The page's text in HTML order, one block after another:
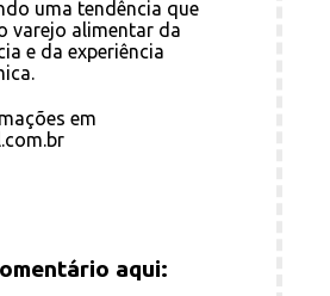
uma tendência que
varejo alimentar da
e da experiência
em
aqui: